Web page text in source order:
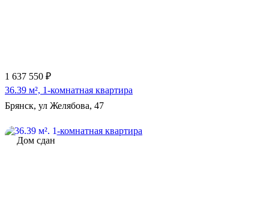
1 637 550 ₽
36.39 м², 1-комнатная квартира
Брянск, ул Желябова, 47
Дом сдан